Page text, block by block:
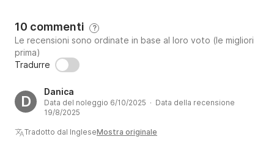
10 commenti ?
Le recensioni sono ordinate in base al loro voto (le migliori
prima)
Tradurre
D
Danica
Data del noleggio 6/10/2025 · Data della recensione
19/8/2025
Tradotto dal IngleseMostra originale